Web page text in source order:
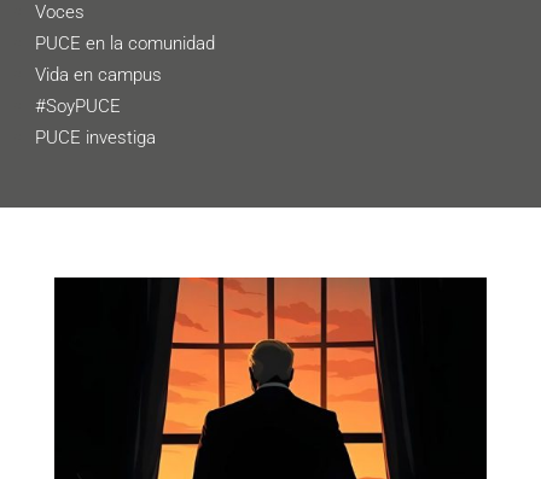
Voces
PUCE en la comunidad
Vida en campus
#SoyPUCE
PUCE investiga